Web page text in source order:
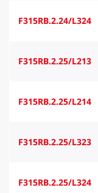
F315RB.2.24/L324
F315RB.2.25/L213
F315RB.2.25/L214
F315RB.2.25/L323
F315RB.2.25/L324